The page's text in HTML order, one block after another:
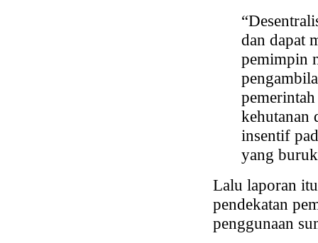
dan dapat
pemimpin
kehutanan
insentif
yang
Lalu laporan
pendekatan
penggunaan